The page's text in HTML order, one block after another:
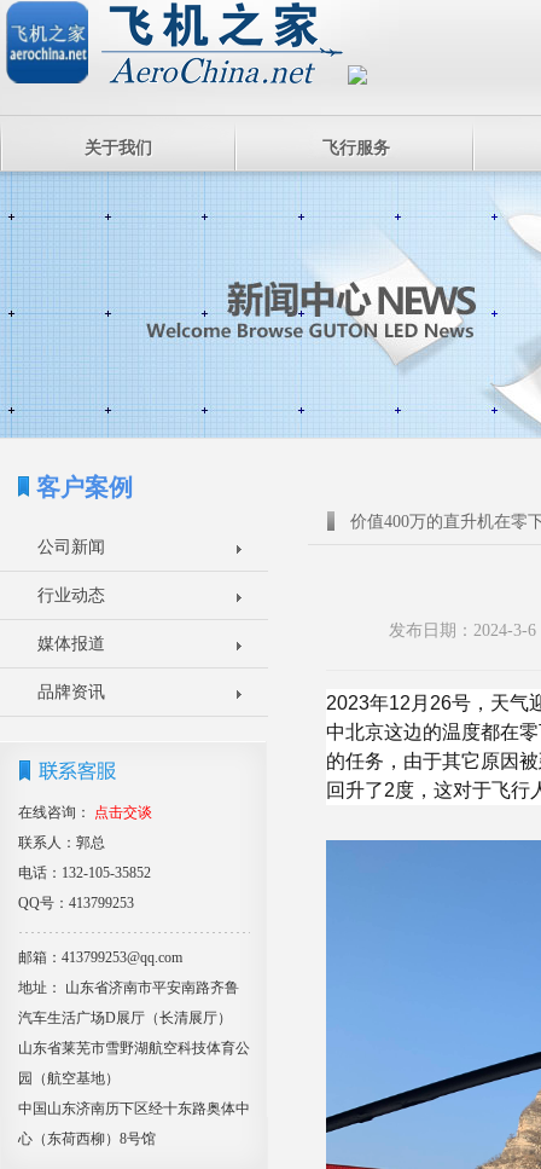
关于我们 飞行服务
客户案例
公司新闻
行业动态
媒体报道
品牌资讯
在线咨询：
点击交谈
联系人：郭总
电话：132-105-35852
QQ号：413799253
邮箱：413799253@qq.com
地址： 山东省济南市平安南路齐鲁
汽车生活广场D展厅（长清展厅）
山东省莱芜市雪野湖航空科技体育公
园（航空基地）
中国山东济南历下区经十东路奥体中
心（东荷西柳）8号馆
价值400万的直升机在零
发布日期：2024-3-
2023年12月26号，天气
中北京这边的温度都在
的任务，由于其它原因
回升了2度，这对于飞行